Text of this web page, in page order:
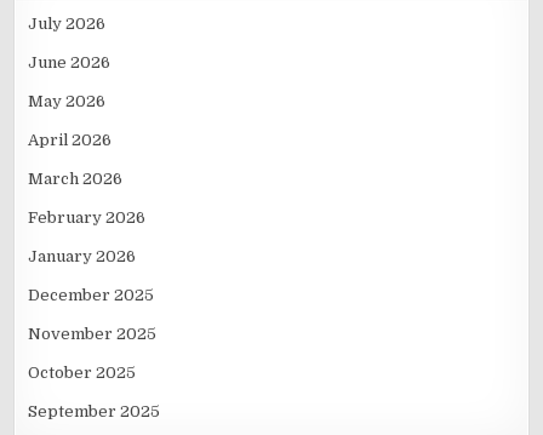
July 2026
June 2026
May 2026
April 2026
March 2026
February 2026
January 2026
December 2025
November 2025
October 2025
September 2025